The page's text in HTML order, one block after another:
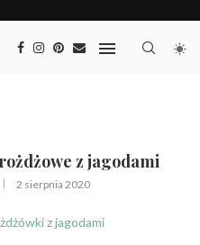
z jagodami
2 sierpnia 2020